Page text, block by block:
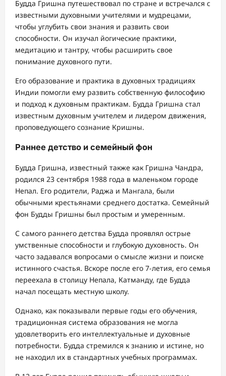
Будда Гришна путешествовал по стране и встречался с
известными духовными учителями и мудрецами,
чтобы углубить свои знания и развить свои
способности. Он изучал йогические практики,
медитацию и тантру, чтобы расширить свое
понимание духовного пути.
Его образование и практика в духовных традициях
Индии помогли ему развить собственную философию
и подход к духовным практикам. Будда Гришна стал
известным духовным учителем и лидером движения,
проповедующего сознание Кришны.
Раннее детство и семейный фон
Будда Гришна, известный также как Гришна Чандра,
родился 23 сентября 1988 года в маленьком городе
Непал. Его родители, Раджа и Мангала, были
обычными крестьянами среднего достатка. Семейный
фон Будды Гришны был простым и умеренным.
С самого раннего детства Будда проявлял острые
умственные способности и глубокую духовность. Он
часто задавался вопросами о смысле жизни и поиске
истинного счастья. Вскоре после его 7-летия, его семья
переехала в столицу Непала, Катманду, где Будда
начал посещать местную школу.
Однако, как показывали первые годы его обучения,
традиционная система образования не могла
удовлетворить его интеллектуальные и духовные
потребности. Будда стремился к знанию и истине, но
не находил их в стандартных учебных программах.